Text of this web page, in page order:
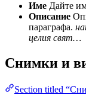
Име Дайте
Описание
параграфа.
целия свят…
Снимки и
Section titled